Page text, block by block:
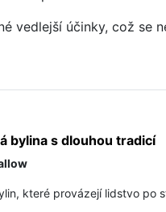
vedlejší účinky, což se
bylina s dlouhou tradicí
které provázejí lidstvo po